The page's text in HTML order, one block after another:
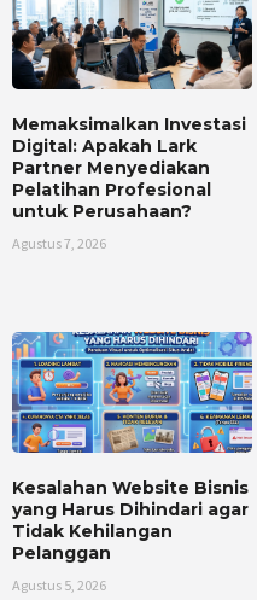
Memaksimalkan Investasi
Digital: Apakah Lark
Partner Menyediakan
Pelatihan Profesional
untuk Perusahaan?
Agustus 7, 2026
Kesalahan Website Bisnis
yang Harus Dihindari agar
Tidak Kehilangan
Pelanggan
Agustus 5, 2026